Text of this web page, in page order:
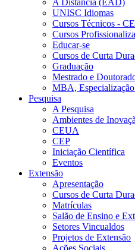
A Distância (EAD)
UNISC Idiomas
Cursos Técnicos -
Cursos
Educar-se
Cursos de Curta
Graduação
Mestrado e
MBA,
Pesquisa
A Pesquisa
Ambientes de
CEUA
CEP
Iniciação Científica
Eventos
Extensão
Apresentação
Cursos de Curta
Matrículas
Salão de Ensino e
Setores Vincualdos
Projetos de Extensão
Ações Sociais